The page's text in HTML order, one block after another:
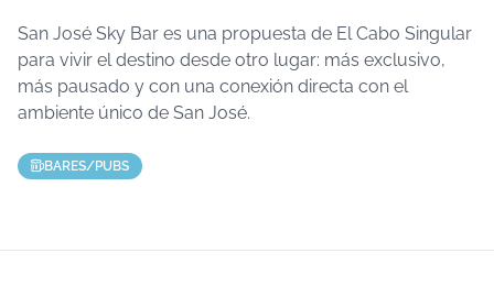
San José Sky Bar es una propuesta de El Cabo Singular
para vivir el destino desde otro lugar: más exclusivo,
más pausado y con una conexión directa con el
ambiente único de San José.
BARES/PUBS